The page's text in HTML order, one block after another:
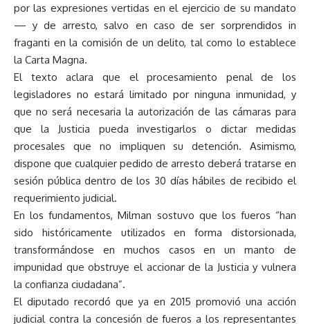
por las expresiones vertidas en el ejercicio de su mandato
— y de arresto, salvo en caso de ser sorprendidos in
fraganti en la comisión de un delito, tal como lo establece
la Carta Magna.
El texto aclara que el procesamiento penal de los
legisladores no estará limitado por ninguna inmunidad, y
que no será necesaria la autorización de las cámaras para
que la Justicia pueda investigarlos o dictar medidas
procesales que no impliquen su detención. Asimismo,
dispone que cualquier pedido de arresto deberá tratarse en
sesión pública dentro de los 30 días hábiles de recibido el
requerimiento judicial.
En los fundamentos, Milman sostuvo que los fueros “han
sido históricamente utilizados en forma distorsionada,
transformándose en muchos casos en un manto de
impunidad que obstruye el accionar de la Justicia y vulnera
la confianza ciudadana”.
El diputado recordó que ya en 2015 promovió una acción
judicial contra la concesión de fueros a los representantes